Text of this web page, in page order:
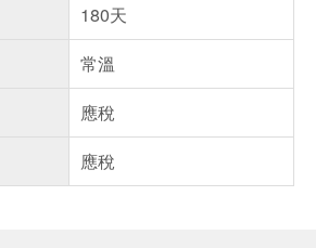
180天
常溫
應稅
應稅